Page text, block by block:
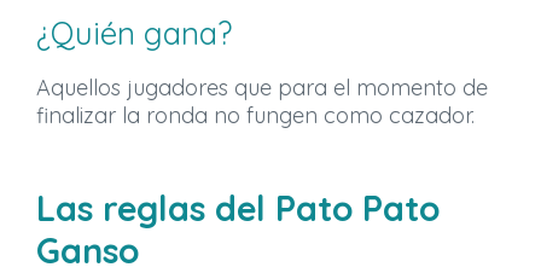
¿Quién gana?
Aquellos jugadores que para el momento de
finalizar la ronda no fungen como cazador.
Las reglas del Pato Pato
Ganso